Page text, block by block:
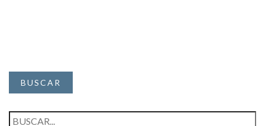
BUSCAR